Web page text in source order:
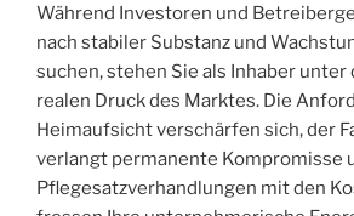
Während Investoren und
nach stabiler Substanz und
suchen, stehen Sie als Inhaber unter
realen Druck des Marktes. Die
Heimaufsicht verschärfen sich, der
verlangt permanente Kompromisse
Pflegesatzverhandlungen mit den